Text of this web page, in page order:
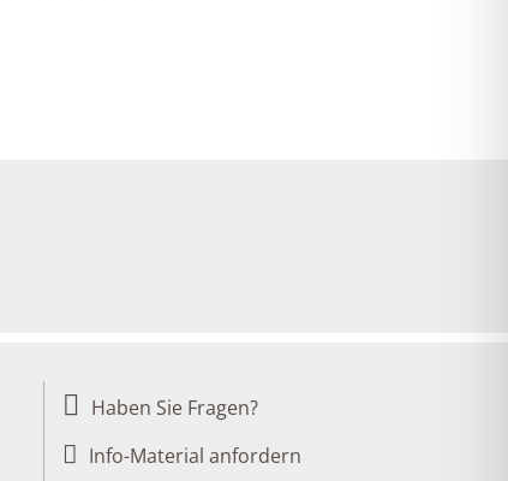
Haben Sie Fragen?
Info-Material anfordern